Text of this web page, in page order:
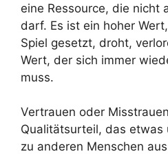
eine Ressource, die nicht
darf. Es ist ein hoher
Spiel gesetzt, droht,
Wert, der sich immer
muss.
Vertrauen oder
Qualitätsurteil, das etwas
zu anderen Menschen